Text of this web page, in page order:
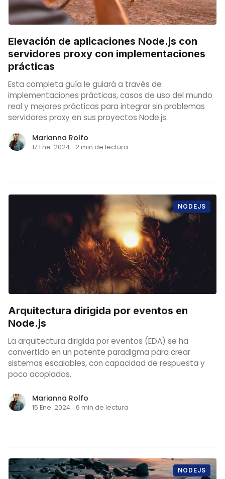
Elevación de aplicaciones Node.js con
servidores proxy con implementaciones
prácticas
Esta completa guía le guiará a través de
implementaciones prácticas, casos de uso del mundo
real y mejores prácticas para integrar sin problemas
servidores proxy en sus proyectos Node.js.
Marianna Rolfo
17 Ene. 2024 · 2 min de lectura
NODEJS
Arquitectura dirigida por eventos en
Node.js
La arquitectura dirigida por eventos (EDA) se ha
convertido en un potente paradigma para crear
sistemas escalables, con capacidad de respuesta y
poco acoplados.
Marianna Rolfo
15 Ene. 2024 · 6 min de lectura
NODEJS